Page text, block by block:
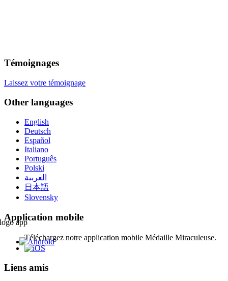
Témoignages
Laissez votre témoignage
Other languages
English
Deutsch
Español
Italiano
Português
Polski
العربية
日本語
Slovensky
Application mobile
Téléchargez notre application mobile Médaille Miraculeuse.
Liens amis